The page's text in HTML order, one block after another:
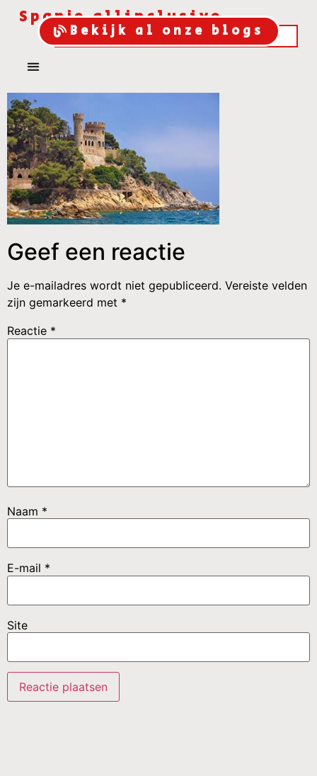
Spanje allinclusive
Bekijk al onze blogs
Geef een reactie
Je e-mailadres wordt niet gepubliceerd. Vereiste velden
zijn gemarkeerd met *
Reactie *
Naam *
E-mail *
Site